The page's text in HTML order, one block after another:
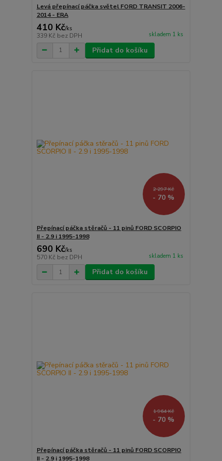
Levá přepínací páčka světel FORD TRANSIT 2006-
2014 - ERA
410 Kč/ks
339 Kč bez DPH skladem 1 ks
Přidat do košíku
2 297 Kč
- 70 %
Přepínací páčka stěračů - 11 pinů FORD SCORPIO
II - 2.9 i 1995-1998
690 Kč/ks
570 Kč bez DPH skladem 1 ks
Přidat do košíku
1 964 Kč
- 70 %
Přepínací páčka stěračů - 11 pinů FORD SCORPIO
II - 2.9 i 1995-1998